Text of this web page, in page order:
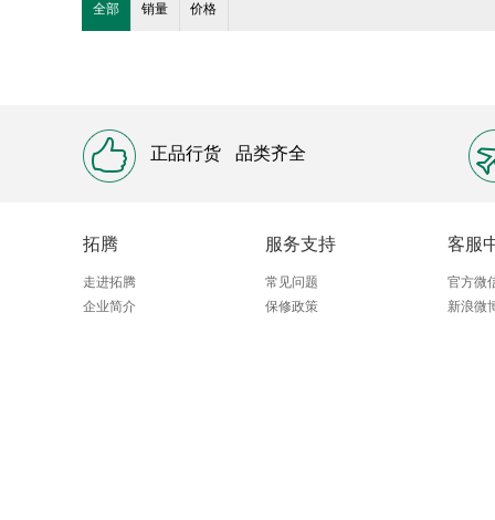
热熔胶枪
全部 销量 价格
正品行货 品类齐全
拓腾
走进拓腾
企业简介
服务支持
常见问题
保修政策
客服
官方微
新浪微